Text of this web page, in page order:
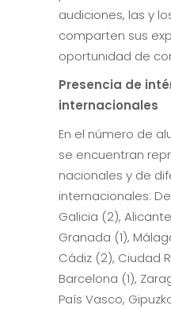
audiciones, las y
comparten sus
oportunidad de
Presencia de
internacionales
En el número de
se encuentran
nacionales y de
internacionales.
Galicia (2),
Granada (1),
Cádiz (2), Ciudad
Barcelona (1),
País Vasco,